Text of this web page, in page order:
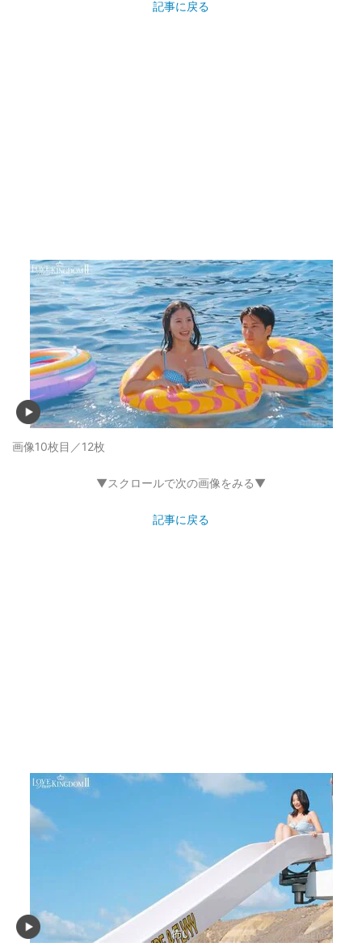
記事に戻る
画像10枚目／12枚
▼スクロールで次の画像をみる▼
記事に戻る